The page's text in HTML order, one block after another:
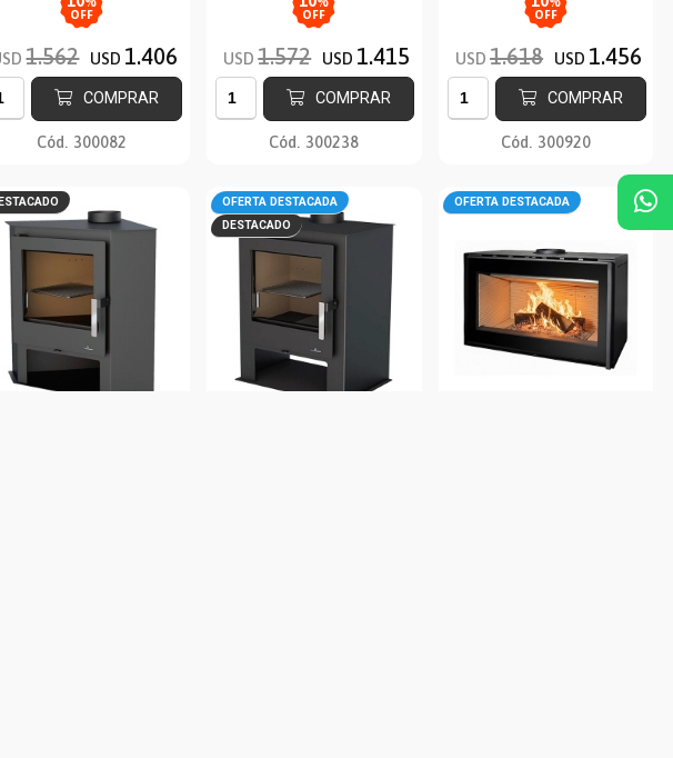
OFF
1.562 USD 1.406
COMPRAR
Cód. 300082
OFF
USD 1.572 USD 1.415
COMPRAR
Cód. 300238
OFF
USD 1.618 USD 1.456
COMPRAR
Cód. 300920
OFERTA DESTACADA
DESTACADO
OFERTA DESTACADA